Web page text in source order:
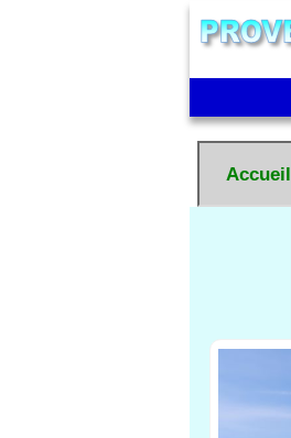
Accueil